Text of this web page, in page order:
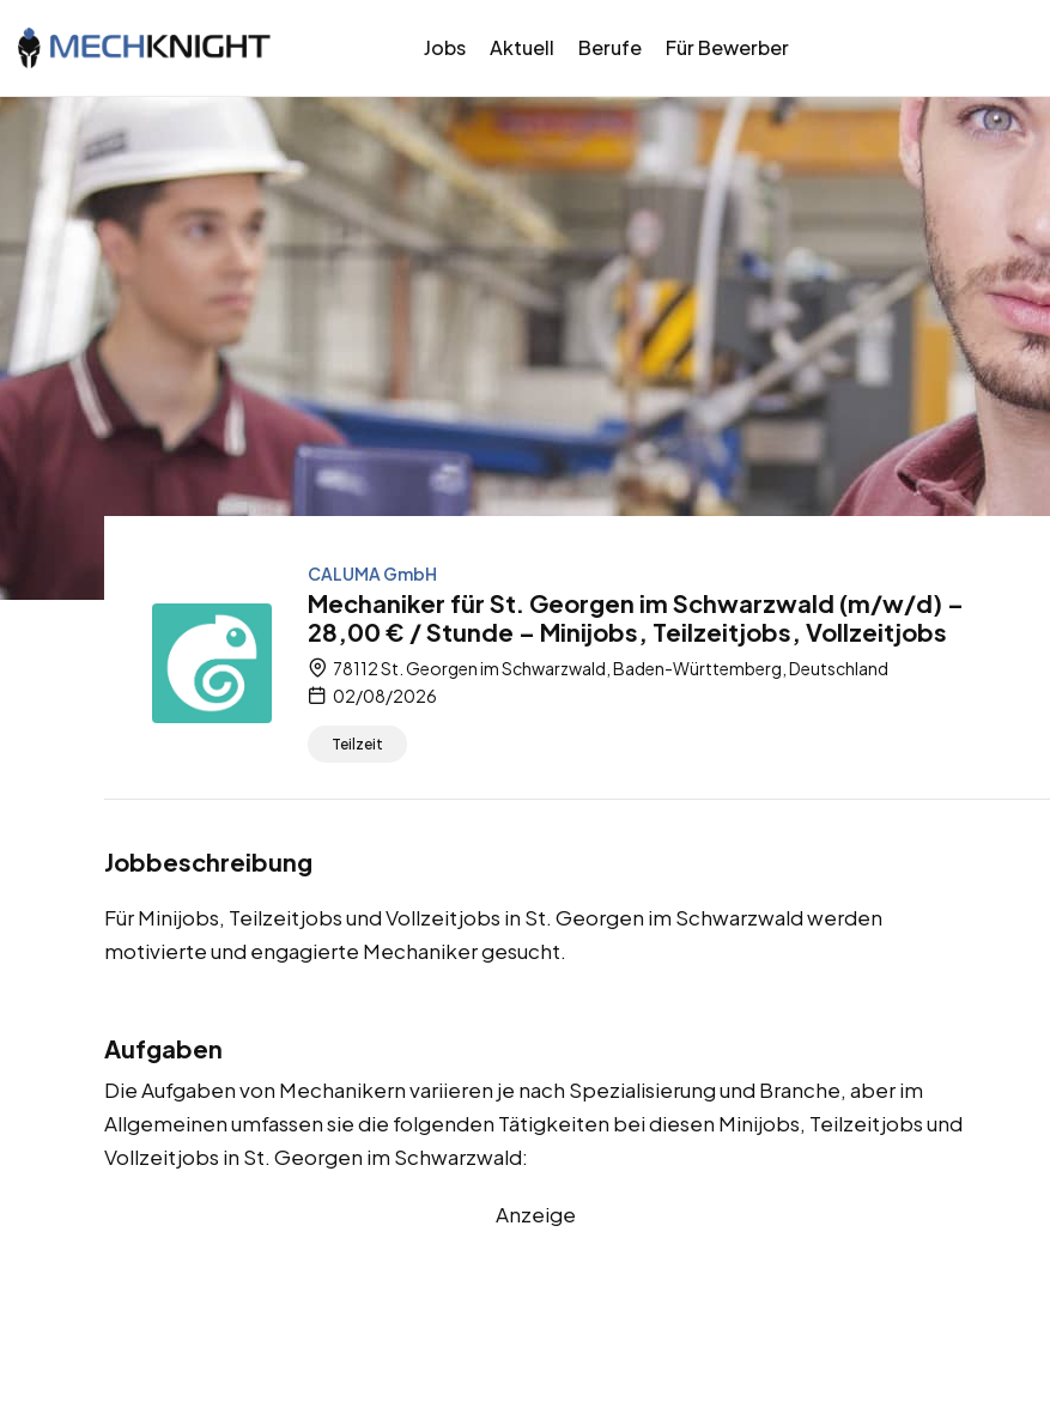
Jobs Aktuell Berufe Für Bewerber
CALUMA GmbH
Mechaniker für St. Georgen im Schwarzwald (m/w/d) –
28,00 € / Stunde – Minijobs, Teilzeitjobs, Vollzeitjobs
78112 St. Georgen im Schwarzwald, Baden-Württemberg, Deutschland
02/08/2026
Teilzeit
Jobbeschreibung
Für Minijobs, Teilzeitjobs und Vollzeitjobs in St. Georgen im Schwarzwald werden
motivierte und engagierte Mechaniker gesucht.
Aufgaben
Die Aufgaben von Mechanikern variieren je nach Spezialisierung und Branche, aber im
Allgemeinen umfassen sie die folgenden Tätigkeiten bei diesen Minijobs, Teilzeitjobs und
Vollzeitjobs in St. Georgen im Schwarzwald:
Anzeige